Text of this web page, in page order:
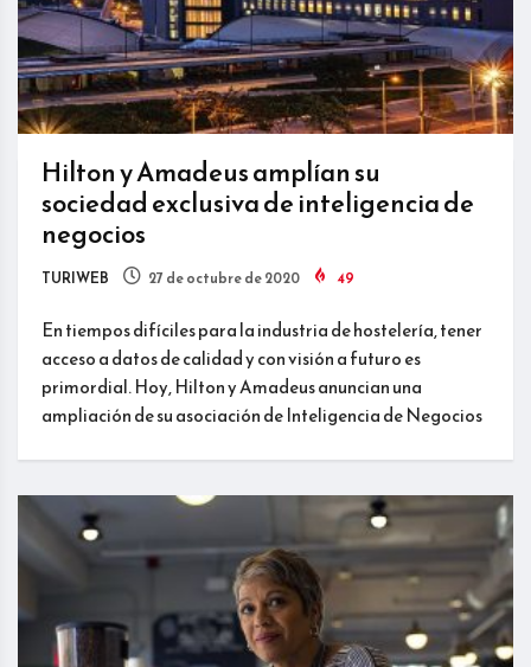
Hilton y Amadeus amplían su
sociedad exclusiva de inteligencia de
negocios
TURIWEB 27 de octubre de 2020 49
En tiempos difíciles para la industria de hostelería, tener
acceso a datos de calidad y con visión a futuro es
primordial. Hoy, Hilton y Amadeus anuncian una
ampliación de su asociación de Inteligencia de Negocios